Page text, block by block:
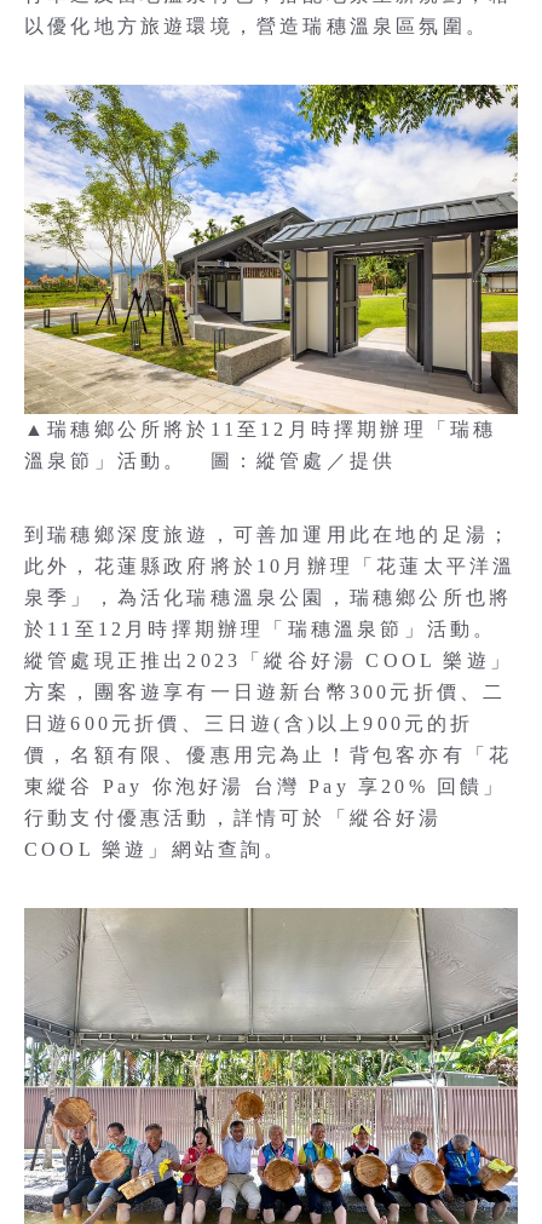
以優化地方旅遊環境，營造瑞穗溫泉區氛圍。
▲瑞穗鄉公所將於11至12月時擇期辦理「瑞穗
溫泉節」活動。 圖：縱管處／提供
到瑞穗鄉深度旅遊，可善加運用此在地的足湯；
此外，花蓮縣政府將於10月辦理「花蓮太平洋溫
泉季」，為活化瑞穗溫泉公園，瑞穗鄉公所也將
於11至12月時擇期辦理「瑞穗溫泉節」活動。
縱管處現正推出2023「縱谷好湯 COOL 樂遊」
方案，團客遊享有一日遊新台幣300元折價、二
日遊600元折價、三日遊(含)以上900元的折
價，名額有限、優惠用完為止！背包客亦有「花
東縱谷 Pay 你泡好湯 台灣 Pay 享20% 回饋」
行動支付優惠活動，詳情可於「縱谷好湯
COOL 樂遊」網站查詢。